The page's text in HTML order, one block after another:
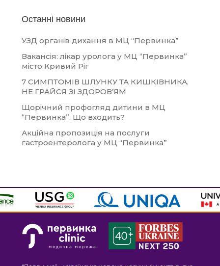
Останні новини
УЗД органів дихання в МЦ “Первинка”
Вакансія: лікар уролога у МЦ “Первинка”
місто Кривий Ріг
7 СИМПТОМІВ ШЛУНКУ ТА КИШКІВНИКА,
НЕ ГРАЙСЯ ЗІ ЗДОРОВ’ЯМ
Щорічний профогляд дитини в МЦ
“Первинка”. Що входить?
Акційна пропозиція на послуги
гастроентеролога у МЦ “Первинка”